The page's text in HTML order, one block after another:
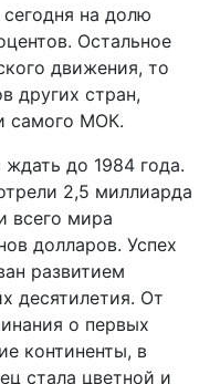
на долю
Остальное
движения, то
других стран,
самого МОК.
до 1984 года.
2,5 миллиарда
всего мира
долларов. Успех
развитием
десятилетия. От
о первых
континенты, в
стала цветной и